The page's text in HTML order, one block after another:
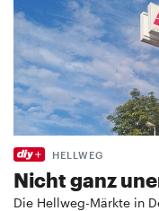
HELLWEG
Nicht ganz
Die Hellweg-Märkte in